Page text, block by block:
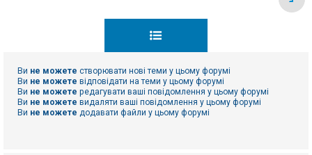
Ви не можете створювати нові теми у цьому форумі
Ви не можете відповідати на теми у цьому форумі
Ви не можете редагувати ваші повідомлення у цьому форумі
Ви не можете видаляти ваші повідомлення у цьому форумі
Ви не можете додавати файли у цьому форумі